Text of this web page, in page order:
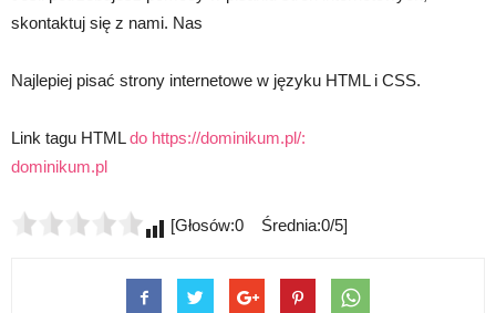
skontaktuj się z nami. Nas
Najlepiej pisać strony internetowe w języku HTML i CSS.
Link tagu HTMLdo https://dominikum.pl/:
dominikum.pl
[Głosów:0 Średnia:0/5]